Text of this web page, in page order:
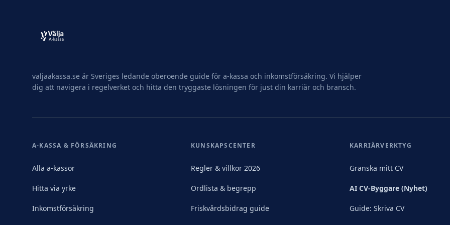
valjaakassa.se är Sveriges ledande oberoende guide för a-kassa och inkomstförsäkring. Vi hjälper
dig att navigera i regelverket och hitta den tryggaste lösningen för just din karriär och bransch.
A-KASSA & FÖRSÄKRING
Alla a-kassor
Hitta via yrke
Inkomstförsäkring
KUNSKAPSCENTER
Regler & villkor 2026
Ordlista & begrepp
Friskvårdsbidrag guide
KARRIÄRVERKTYG
Granska mitt CV
AI CV-Byggare (Nyhet)
Guide: Skriva CV